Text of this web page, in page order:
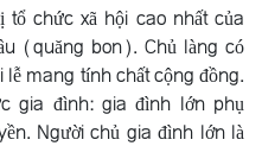
chức xã hội cao nhất của
(quăng bon). Chủ làng có
mang tính chất cộng đồng.
gia đình: gia đình lớn phụ
Người chủ gia đình lớn là